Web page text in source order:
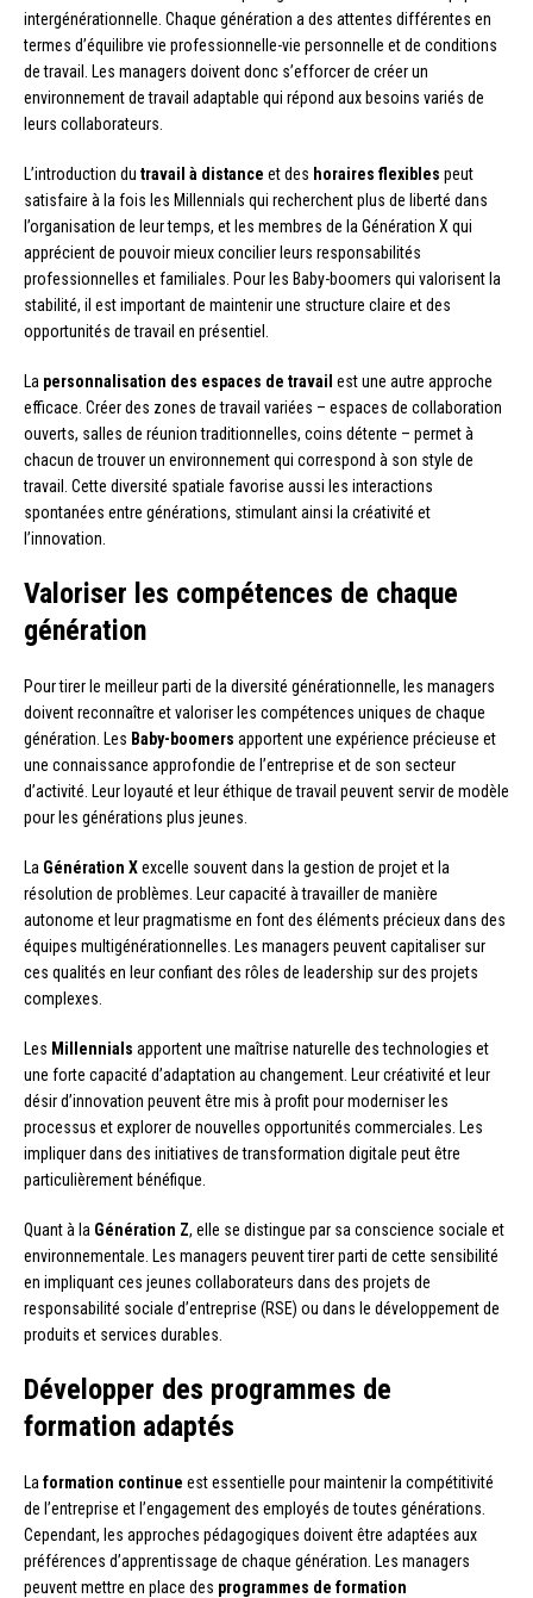
intergénérationnelle. Chaque génération a des attentes différentes en
termes d’équilibre vie professionnelle-vie personnelle et de conditions
de travail. Les managers doivent donc s’efforcer de créer un
environnement de travail adaptable qui répond aux besoins variés de
leurs collaborateurs.
L’introduction du travail à distance et des horaires flexibles peut
satisfaire à la fois les Millennials qui recherchent plus de liberté dans
l’organisation de leur temps, et les membres de la Génération X qui
apprécient de pouvoir mieux concilier leurs responsabilités
professionnelles et familiales. Pour les Baby-boomers qui valorisent la
stabilité, il est important de maintenir une structure claire et des
opportunités de travail en présentiel.
La personnalisation des espaces de travail est une autre approche
efficace. Créer des zones de travail variées – espaces de collaboration
ouverts, salles de réunion traditionnelles, coins détente – permet à
chacun de trouver un environnement qui correspond à son style de
travail. Cette diversité spatiale favorise aussi les interactions
spontanées entre générations, stimulant ainsi la créativité et
l’innovation.
Valoriser les compétences de chaque
génération
Pour tirer le meilleur parti de la diversité générationnelle, les managers
doivent reconnaître et valoriser les compétences uniques de chaque
génération. Les Baby-boomers apportent une expérience précieuse et
une connaissance approfondie de l’entreprise et de son secteur
d’activité. Leur loyauté et leur éthique de travail peuvent servir de modèle
pour les générations plus jeunes.
La Génération Xexcelle souvent dans la gestion de projet et la
résolution de problèmes. Leur capacité à travailler de manière
autonome et leur pragmatisme en font des éléments précieux dans des
équipes multigénérationnelles. Les managers peuvent capitaliser sur
ces qualités en leur confiant des rôles de leadership sur des projets
complexes.
Les Millennials apportent une maîtrise naturelle des technologies et
une forte capacité d’adaptation au changement. Leur créativité et leur
désir d’innovation peuvent être mis à profit pour moderniser les
processus et explorer de nouvelles opportunités commerciales. Les
impliquer dans des initiatives de transformation digitale peut être
particulièrement bénéfique.
Quant à la Génération Z, elle se distingue par sa conscience sociale et
environnementale. Les managers peuvent tirer parti de cette sensibilité
en impliquant ces jeunes collaborateurs dans des projets de
responsabilité sociale d’entreprise (RSE) ou dans le développement de
produits et services durables.
Développer des programmes de
formation adaptés
La formation continue est essentielle pour maintenir la compétitivité
de l’entreprise et l’engagement des employés de toutes générations.
Cependant, les approches pédagogiques doivent être adaptées aux
préférences d’apprentissage de chaque génération. Les managers
peuvent mettre en place des programmes de formation